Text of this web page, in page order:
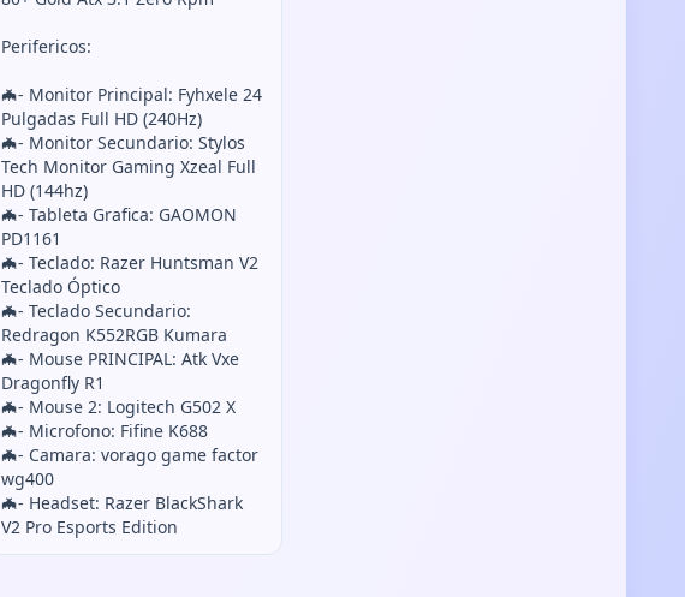
Perifericos:
🦇- Monitor Principal: Fyhxele 24
Pulgadas Full HD (240Hz)
🦇- Monitor Secundario: Stylos
Tech Monitor Gaming Xzeal Full
HD (144hz)
🦇- Tableta Grafica: GAOMON
PD1161
🦇- Teclado: Razer Huntsman V2
Teclado Óptico
🦇- Teclado Secundario:
Redragon K552RGB Kumara
🦇- Mouse PRINCIPAL: Atk Vxe
Dragonfly R1
🦇- Mouse 2: Logitech G502 X
🦇- Microfono: Fifine K688
🦇- Camara: vorago game factor
wg400
🦇- Headset: Razer BlackShark
V2 Pro Esports Edition